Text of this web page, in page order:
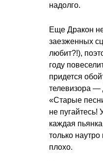
надолго.
Еще Дракон
заезженных
любит?!),
году
придется
телевизора —
«Старые
не пугайтесь!
каждая
только
плохо.